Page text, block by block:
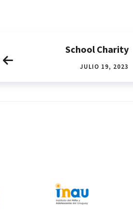
School Charity
JULIO 19, 2023